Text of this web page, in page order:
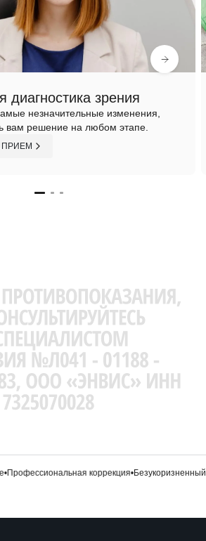
диагностика зрения
незначительные изменения,
вам решение на любом этапе.
ПРИЕМ
Профессиональная коррекция•Безукоризненный